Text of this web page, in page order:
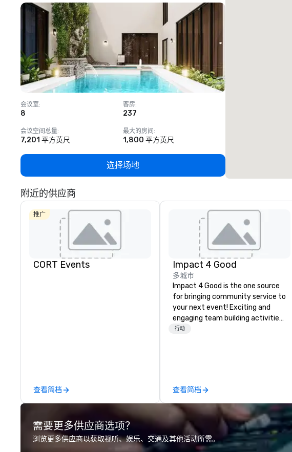
会议室:
8
客房:
237
会议空间总量:
7,201 平方英尺
最大的房间 :
1,800 平方英尺
选择场地
附近的供应商
推广
CORT Events
查看简档
Impact 4 Good
多城市
Impact 4 Good is the one source
for bringing community service to
your next event! Exciting and
engaging team building activities
are just part of what we offer. Let
initial request through the day of
your event, Impact 4 Good
handles all the details. Where are
we? Nationwide and abroad, our
local team’s got you covered. Got
a cause you love? Our events put
行动
查看简档
需要更多供应商选项？
浏览更多供应商以获取视听、娱乐、交通及其他活动所需。